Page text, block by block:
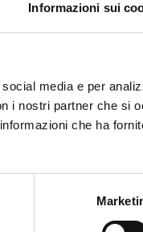
Informazioni sui
media e per
i nostri partner che si
che ha